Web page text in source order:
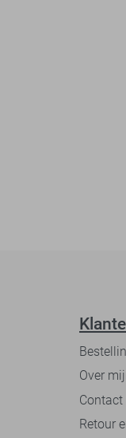
Over
Contact
Retour